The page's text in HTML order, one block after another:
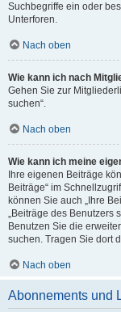
Suchbegriffe ein oder
Unterforen.
Nach oben
Wie kann ich nach
Gehen Sie zur
suchen“.
Nach oben
Wie kann ich meine
Ihre eigenen Beiträge
Beiträge“ im
können Sie auch „Ihre
„Beiträge des Benutzers
Benutzen Sie die
suchen. Tragen Sie dort
Nach oben
Abonnements und